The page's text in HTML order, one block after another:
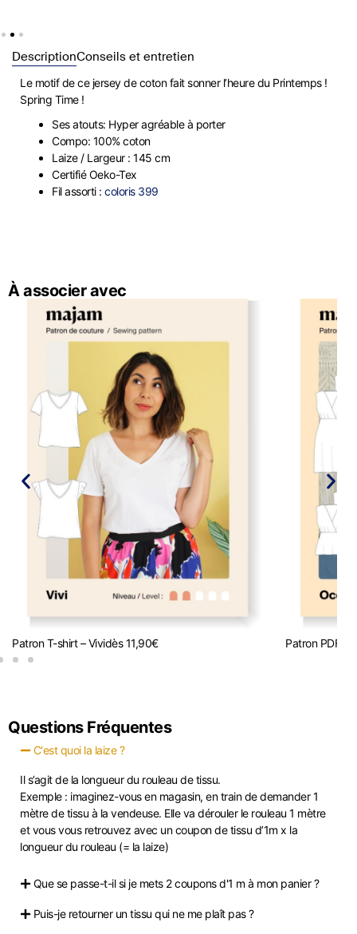
DescriptionConseils et entretien
Le motif de ce jersey de coton fait sonner l’heure du Printemps !
Spring Time !
Ses atouts: Hyper agréable à porter
Compo: 100% coton
Laize / Largeur : 145 cm
Certifié Oeko-Tex
Fil assorti : coloris 399
À associer avec
Patron T-shirt – Vividès11,90€ Patron PDF
Questions Fréquentes
C'est quoi la laize ?
Il s’agit de la longueur du rouleau de tissu.
Exemple : imaginez-vous en magasin, en train de demander 1
mètre de tissu à la vendeuse. Elle va dérouler le rouleau 1 mètre
et vous vous retrouvez avec un coupon de tissu d’1m x la
longueur du rouleau (= la laize)
Que se passe-t-il si je mets 2 coupons d'1 m à mon panier ?
Puis-je retourner un tissu qui ne me plaît pas ?